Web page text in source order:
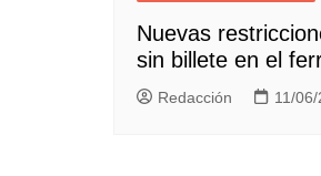
Nuevas
sin billete en el
Redacción 11/